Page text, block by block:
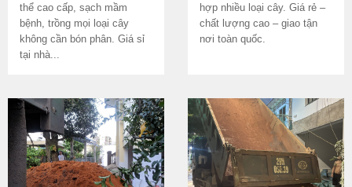
thể cao cấp, sạch mầm
bệnh, trồng mọi loại cây
không cần bón phân. Giá sỉ
tại nhà...
hợp nhiều loại cây. Giá rẻ –
chất lượng cao – giao tận
nơi toàn quốc.